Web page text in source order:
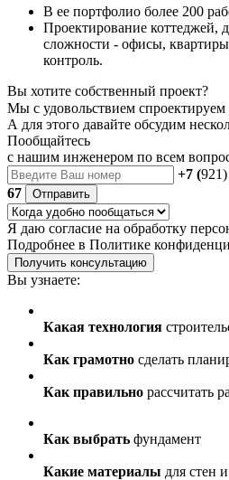
В ее портфолио более 200
Проектирование коттеджей,
сложности - офисы,
контроль.
Вы хотите собственный проект?
Мы с удовольствием спроектируем
А для этого давайте обсудим
Пообщайтесь
с нашим инженером по всем
+7 (
67
Отправить
Я даю согласие на обработку
Подробнее в Политике
Получить консультацию
Вы узнаете:
Какая технология
Как грамотно сделать
Как правильно рассчитать
Как выбрать фундамент
Какие материалы для стен